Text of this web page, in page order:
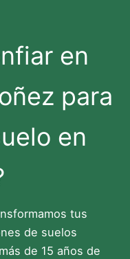
en
para
en
tus
de suelos
de 15 años de